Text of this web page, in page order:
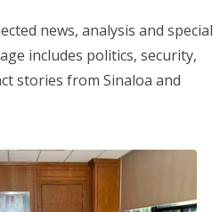
news, analysis and special
includes politics, security,
stories from Sinaloa and